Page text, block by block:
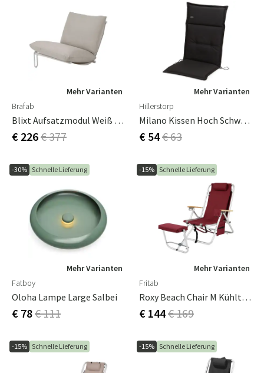
Mehr Varianten
Brafab
Blixt Aufsatzmodul Weiß / Beige
€ 226€ 377
Mehr Varianten
Hillerstorp
Milano Kissen Hoch Schwarz -7970
€ 54€ 63
-30% Schnelle Lieferung
Mehr Varianten
Fatboy
Oloha Lampe Large Salbei
€ 78€ 111
-15% Schnelle Lieferung
Mehr Varianten
Fritab
Roxy Beach Chair M Kühltasche/Mobile Pocket Bordeaux
€ 144€ 169
-15% Schnelle Lieferung -15% Schnelle Lieferung